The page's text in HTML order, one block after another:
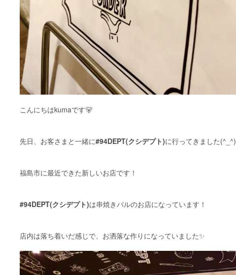
こんにちはkumaです🐻
先日、お客さまと一緒に#94DEPT(クシデプト)に行ってきました(^_^)
福島市に最近できた新しいお店です！
#94DEPT(クシデプト)は串焼きバルのお店になっています！
店内は落ち着いだ感じで、お洒落な作りになっていました✨